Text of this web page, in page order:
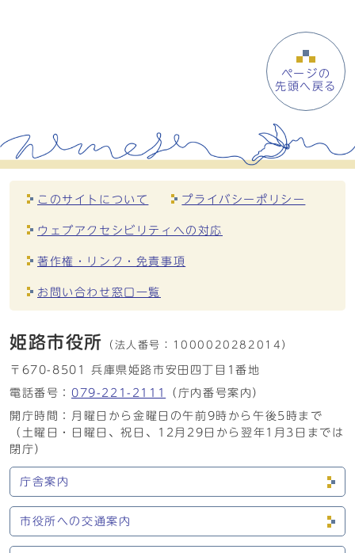
ページの
先頭へ戻る
このサイトについて プライバシーポリシー
ウェブアクセシビリティへの対応
著作権・リンク・免責事項
お問い合わせ窓口一覧
姫路市役所 （法人番号： 1000020282014）
〒670-8501 兵庫県姫路市安田四丁目1番地
電話番号： 079-221-2111
（庁内番号案内）
開庁時間：月曜日から金曜日の午前9時から午後5時まで
（土曜日・日曜日、祝日、12月29日から翌年1月3日までは
閉庁）
庁舎案内
市役所への交通案内